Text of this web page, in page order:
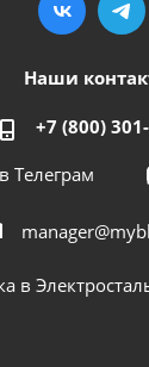
Наши
+7 (800)
Телеграм
в